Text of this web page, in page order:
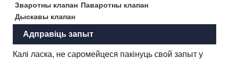
Зваротны клапан Паваротны клапан
Дыскавы клапан
Адправіць запыт
Калі ласка, не саромейцеся пакінуць свой запыт у